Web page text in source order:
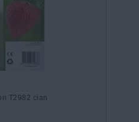
T2982 cian